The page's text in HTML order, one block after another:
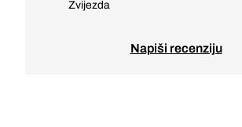
Zvijezda
Napiši recenziju